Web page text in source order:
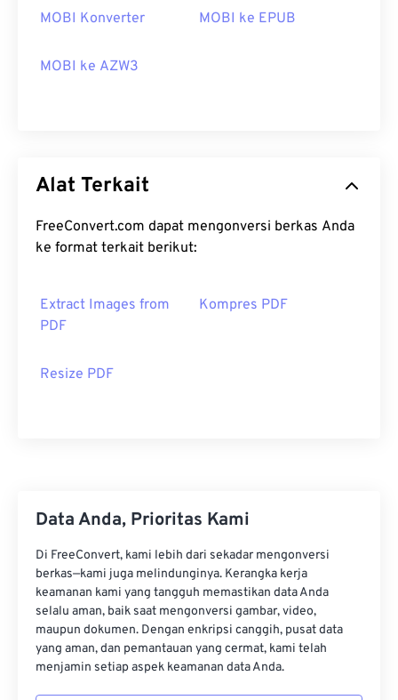
MOBI Konverter MOBI ke EPUB
MOBI ke AZW3
Alat Terkait
FreeConvert.com dapat mengonversi berkas Anda
ke format terkait berikut:
Extract Images from
PDF
Kompres PDF
Resize PDF
Data Anda, Prioritas Kami
Di FreeConvert, kami lebih dari sekadar mengonversi
berkas—kami juga melindunginya. Kerangka kerja
keamanan kami yang tangguh memastikan data Anda
selalu aman, baik saat mengonversi gambar, video,
maupun dokumen. Dengan enkripsi canggih, pusat data
yang aman, dan pemantauan yang cermat, kami telah
menjamin setiap aspek keamanan data Anda.